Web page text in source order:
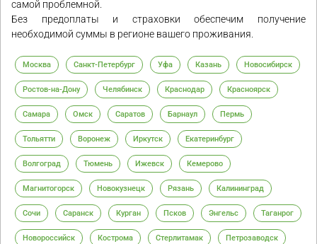
самой проблемной.
Без предоплаты и страховки обеспечим получение
необходимой суммы в регионе вашего проживания.
Москва Санкт-Петербург Уфа Казань Новосибирск
Ростов-на-Дону Челябинск Краснодар Красноярск
Самара Омск Саратов Барнаул Пермь
Тольятти Воронеж Иркутск Екатеринбург
Волгоград Тюмень Ижевск Кемерово
Магнитогорск Новокузнецк Рязань Калининград
Сочи Саранск Курган Псков Энгельс Таганрог
Новороссийск Кострома Стерлитамак Петрозаводск